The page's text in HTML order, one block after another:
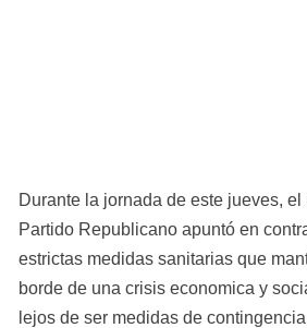
Durante la jornada de este jueves, el
Partido Republicano apuntó en
estrictas medidas sanitarias que
borde de una crisis economica y
lejos de ser medidas de